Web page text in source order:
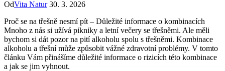
OdVita Natur 30. 3. 2026
Proč se na třešně nesmí pít – Důležité informace o kombinacích
Mnoho z nás si užívá pikniky a letní večery se třešněmi. Ale měli
bychom si dát pozor na pití alkoholu spolu s třešněmi. Kombinace
alkoholu a třešní může způsobit vážné zdravotní problémy. V tomto
článku Vám přinášíme důležité informace o rizicích této kombinace
a jak se jim vyhnout.